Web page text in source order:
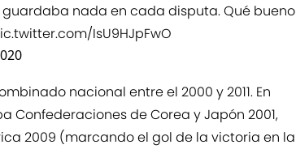
guardaba nada en cada disputa. Qué bueno
IsU9HJpFwO
nacional entre el 2000 y 2011. En
Confederaciones de Corea y Japón 2001,
2009 (marcando el gol de la victoria en la